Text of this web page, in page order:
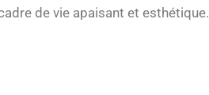
de vie apaisant et esthétique.